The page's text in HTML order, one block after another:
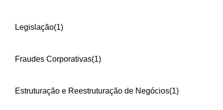
Legislação(1)
Fraudes Corporativas(1)
Estruturação e Reestruturação de Negócios(1)